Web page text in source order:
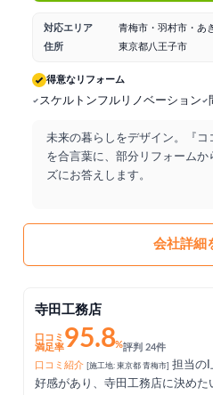
対応エリア
青梅市・羽村市・あ
住所
東京都八王子市
得意なリフォーム
スケルトンフルリノベーション
未来の暮らしをデザイン。『コ
を合言葉に、部分リフォーム
ズにお答えします。
会社詳細
寺田工務店
口コミ
満足率95.8%評判 24件
口コミ紹介 [施工地: 東京都 青梅市] 担当のI
好感があり、寺田工務店に決め